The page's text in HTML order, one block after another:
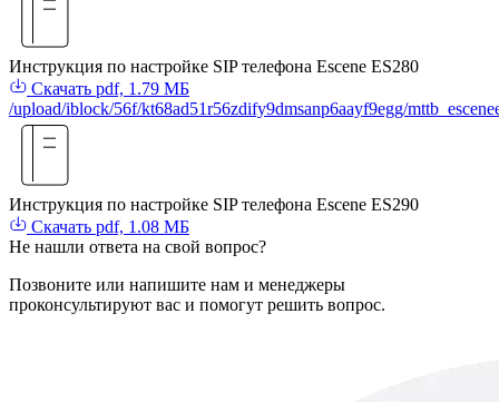
Инструкция по настройке SIP телефона Escene ES280
Скачать pdf, 1.79 МБ
/upload/iblock/56f/kt68ad51r56zdify9dmsanp6aayf9egg/
Инструкция по настройке SIP телефона Escene ES290
Скачать pdf, 1.08 МБ
Не нашли ответа на свой вопрос?
Позвоните или напишите нам и менеджеры
проконсультируют вас и помогут решить вопрос.